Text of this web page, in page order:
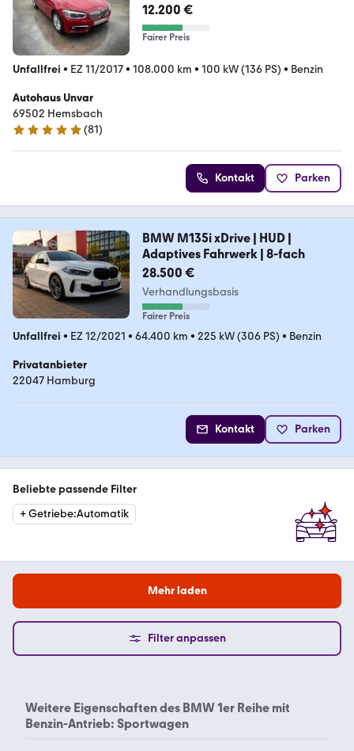
12.200 €
Fairer Preis
Unfallfrei • EZ 11/2017• 108.000 km • 100 kW (136 PS) • Benzin
Autohaus Unvar
69502 Hemsbach
5 Sterne
(81)
Kontakt Parken
BMW M135i xDrive | HUD |
Adaptives Fahrwerk | 8-fach
28.500 €
Verhandlungsbasis
Fairer Preis
Unfallfrei • EZ 12/2021 • 64.400 km • 225 kW (306 PS) • Benzin
Privatanbieter
22047 Hamburg
Kontakt Parken
Beliebte passende Filter
+Getriebe:Automatik
Mehr laden
Filter anpassen
Weitere Eigenschaften des BMW 1er Reihe mit
Benzin-Antrieb: Sportwagen